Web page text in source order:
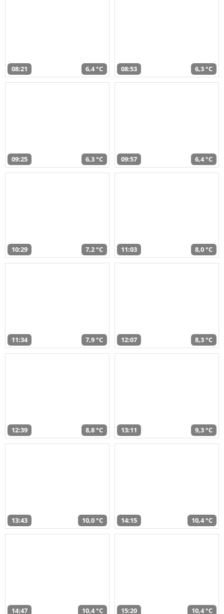
08:21 6,4 °C 08:53 6,3 °C
09:25 6,3 °C 09:57 6,4 °C
10:29 7,2 °C 11:03 8,0 °C
11:34 7,9 °C 12:07 8,3 °C
12:39 8,8 °C 13:11 9,3 °C
13:43 10,0 °C 14:15 10,4 °C
14:47 10,4 °C 15:20 10,4 °C